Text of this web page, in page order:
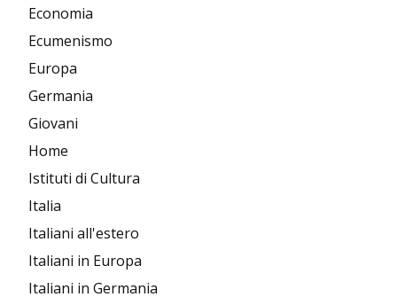
Economia
Ecumenismo
Europa
Germania
Giovani
Home
Istituti di Cultura
Italia
Italiani all'estero
Italiani in Europa
Italiani in Germania